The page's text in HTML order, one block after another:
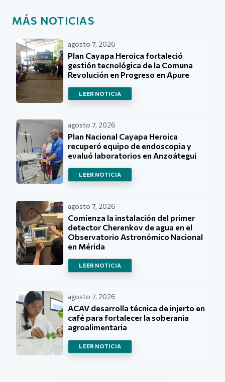
MÁS NOTICIAS
agosto 7, 2026
Plan Cayapa Heroica fortaleció
gestión tecnológica de la Comuna
Revolución en Progreso en Apure
LEER NOTICIA
agosto 7, 2026
Plan Nacional Cayapa Heroica
recuperó equipo de endoscopia y
evaluó laboratorios en Anzoátegui
LEER NOTICIA
agosto 7, 2026
Comienza la instalación del primer
detector Cherenkov de agua en el
Observatorio Astronómico Nacional
en Mérida
LEER NOTICIA
agosto 7, 2026
ACAV desarrolla técnica de injerto en
café para fortalecer la soberanía
agroalimentaria
LEER NOTICIA